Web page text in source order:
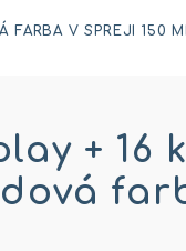
FARBA V SPREJI 150
+ 16